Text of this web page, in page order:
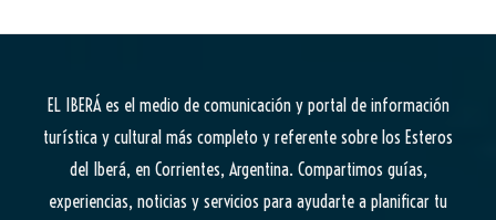
EL IBERÁes el medio de comunicación y portal de información
turística y cultural más completo y referente sobre los Esteros
del Iberá, en Corrientes, Argentina. Compartimos guías,
experiencias, noticias y servicios para ayudarte a planificar tu